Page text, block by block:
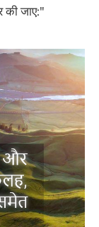
की जाए:"